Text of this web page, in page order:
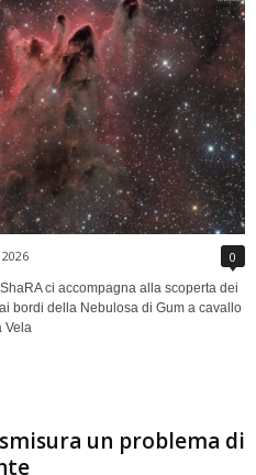
0
ci accompagna alla scoperta dei
bordi della Nebulosa di Gum a cavallo
Vela
un problema di